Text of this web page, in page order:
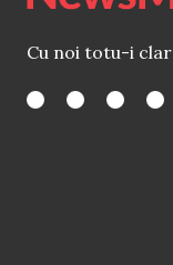
Cu noi totu-i clar